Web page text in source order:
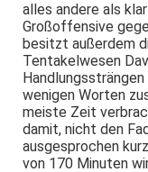
alles andere als
Großoffensive
besitzt außerdem
Tentakelwesen
wenigen Worten
meiste Zeit
damit, nicht den
ausgesprochen
von 170 Minuten